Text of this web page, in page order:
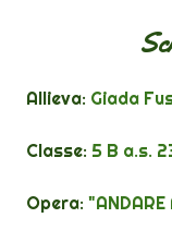
Allieva: Giada
Classe: 5 B a.s.
Opera: "